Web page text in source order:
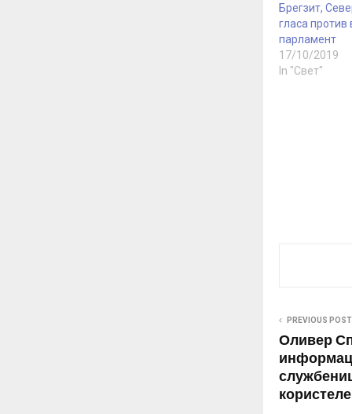
Брегзит,
гласа против
парламент
17/10/2019
In "Свет"
PREVIOUS POST
Оливер